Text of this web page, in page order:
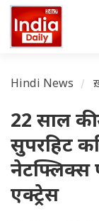
Hindi News
22 साल की
सुपरहिट
नेटफ्लिक्स
एक्ट्रेस